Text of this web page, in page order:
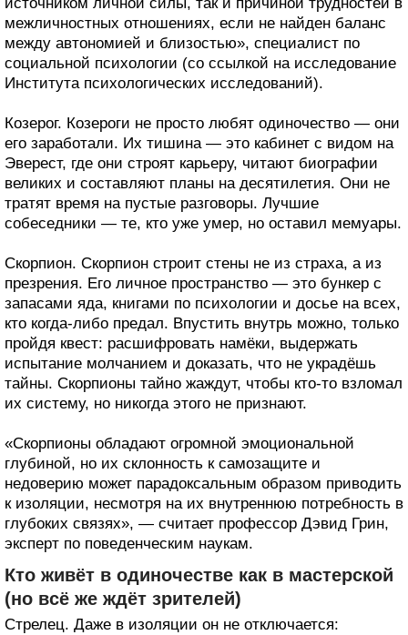
межличностных отношениях, если не найден баланс
между автономией и близостью», специалист по
социальной психологии (со ссылкой на исследование
Института психологических исследований).
Козерог. Козероги не просто любят одиночество — они
его заработали. Их тишина — это кабинет с видом на
Эверест, где они строят карьеру, читают биографии
великих и составляют планы на десятилетия. Они не
тратят время на пустые разговоры. Лучшие
собеседники — те, кто уже умер, но оставил мемуары.
Скорпион. Скорпион строит стены не из страха, а из
презрения. Его личное пространство — это бункер с
запасами яда, книгами по психологии и досье на всех,
кто когда-либо предал. Впустить внутрь можно, только
пройдя квест: расшифровать намёки, выдержать
испытание молчанием и доказать, что не украдёшь
тайны. Скорпионы тайно жаждут, чтобы кто-то взломал
их систему, но никогда этого не признают.
«Скорпионы обладают огромной эмоциональной
глубиной, но их склонность к самозащите и
недоверию может парадоксальным образом приводить
к изоляции, несмотря на их внутреннюю потребность в
глубоких связях», — считает профессор Дэвид Грин,
эксперт по поведенческим наукам.
Кто живёт в одиночестве как в мастерской
(но всё же ждёт зрителей)
Стрелец. Даже в изоляции он не отключается: